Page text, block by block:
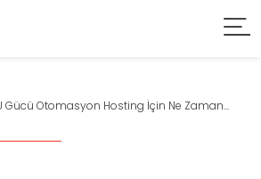
Gücü Otomasyon Hosting İçin Ne Zaman...